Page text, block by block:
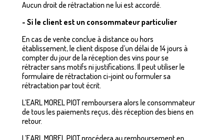
Aucun droit de rétractation ne lui est accordé.
- Si le client est un consommateur particulier
En cas de vente conclue à distance ou hors
établissement, le client dispose d’un délai de 14 jours à
compter du jour de la réception des vins pour se
rétracter sans motifs ni justifications. Il peut utiliser le
formulaire de rétractation ci-joint ou formuler sa
rétractation par tout écrit.
L’EARL MOREL PIOT remboursera alors le consommateur
de tous les paiements reçus, dès réception des biens en
retour.
L’EARL MOREL PIOT procédera au remboursement en